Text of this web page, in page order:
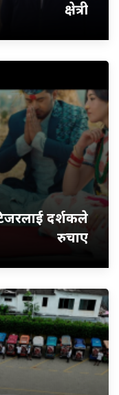
क्षेत्री
दर्शकले
रुचाए